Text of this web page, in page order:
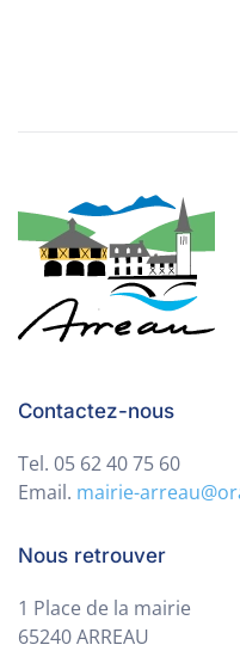
Contactez-nous
Tel. 05 62 40 75 60
Email. mairie-
Nous retrouver
1 Place de la mairie
65240 ARREAU